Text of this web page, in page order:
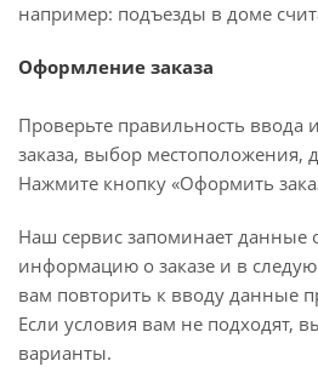
например: подъезды в доме
Оформление заказа
Проверьте правильность
заказа, выбор местоположения,
Нажмите кнопку «Оформить
Наш сервис запоминает данные
информацию о заказе и в
вам повторить к вводу данные
Если условия вам не подходят,
варианты.